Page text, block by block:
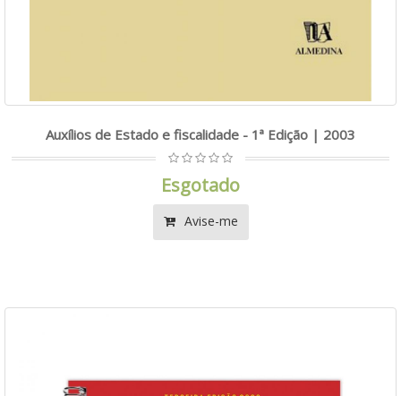
Auxílios de Estado e fiscalidade - 1ª Edição | 2003
Esgotado
Avise-me